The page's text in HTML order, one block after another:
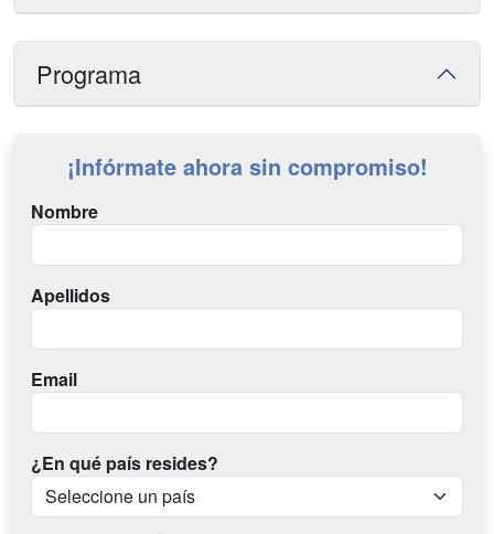
Programa
¡Infórmate ahora sin compromiso!
Nombre
Apellidos
Email
¿En qué país resides?